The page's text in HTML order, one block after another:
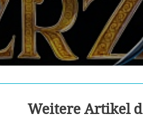
Weitere Artikel